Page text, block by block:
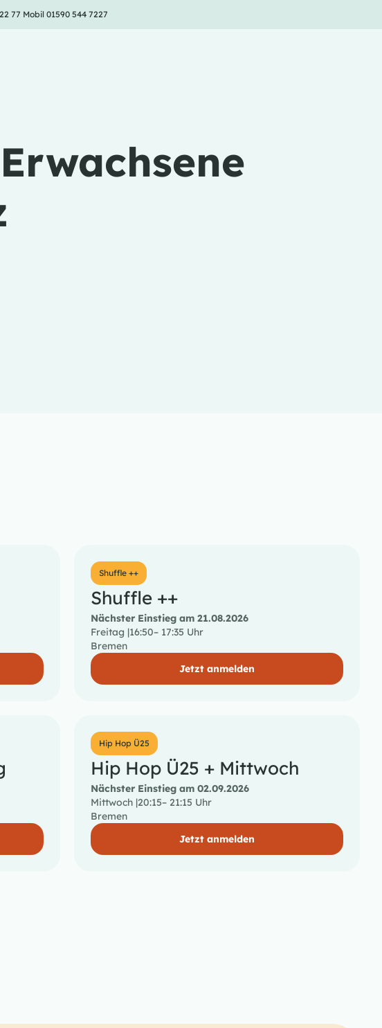
77 Mobil 01590 544 7227
Shuffle ++
Shuffle ++
Nächster Einstieg am 21.08.2026
Freitag |16:50– 17:35 Uhr
Bremen
Jetzt anmelden
Hip Hop Ü25
Hip Hop Ü25 + Mittwoch
Nächster Einstieg am 02.09.2026
Mittwoch |20:15– 21:15 Uhr
Bremen
Jetzt anmelden